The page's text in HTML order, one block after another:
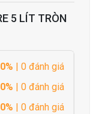
5 LÍT TRÒN
0% | 0 đánh giá
0% | 0 đánh giá
0% | 0 đánh giá